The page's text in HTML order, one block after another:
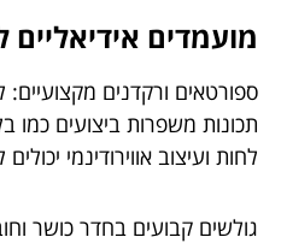
מועמדים אידיאליים
ספורטאים ורקדנים
תכונות משפרות ביצועים כמו
לחות ועיצוב אווירודינמי
גולשים קבועים בחדר כושר